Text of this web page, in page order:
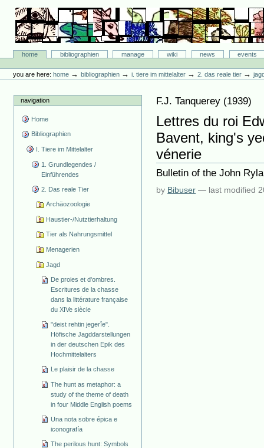
content.
navigation
Bibliographie-Portal
Sectionshome bibliographien manage wiki news
events
tools
you are here: home →bibliographien →i. tiere im mittelalter →2. das reale tier →
navigation
Home
Bibliographien
I. Tiere im Mittelalter
1. Grundlegendes /
Einführendes
2. Das reale Tier
Archäozoologie
Haustier-/Nutztierhaltung
Tier als Nahrungsmittel
Menagerien
Jagd
De proies et d'ombres.
Escritures de la chasse
dans la littérature française
du XIVe siècle
"deist rehtin jegerîe".
Höfische Jagddarstellungen
in der deutschen Epik des
Hochmittelalters
Le plaisir de la chasse
The hunt as metaphor: a
study of the theme of death
in four Middle English poems
Una nota sobre épica e
iconografía
The perilous hunt: Symbols
F.J. Tanquerey (1939)
Lettres du roi
Bavent, king's
vénerie
Bulletin of the John
by Bibuser — last modified